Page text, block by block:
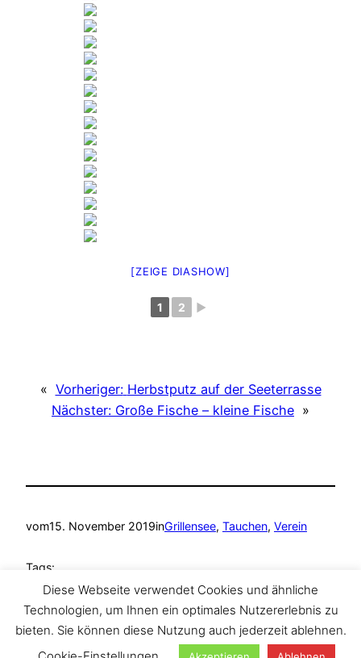
[ZEIGE DIASHOW]
1 2 ►
« Vorheriger: Herbstputz auf der Seeterrasse
Nächster: Große Fische – kleine Fische »
vom15. November 2019inGrillensee, Tauchen, Verein
Tags:
Grillensee , Naunhof, Tauchen, TAZA Tauchclub
Diese Webseite verwendet Cookies und ähnliche
Technologien, um Ihnen ein optimales Nutzererlebnis zu
bieten. Sie können diese Nutzung auch jederzeit ablehnen.